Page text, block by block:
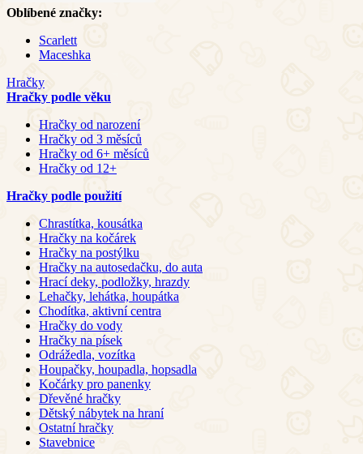
Oblíbené značky:
Scarlett
Maceshka
Hračky
Hračky podle věku
Hračky od narození
Hračky od 3 měsíců
Hračky od 6+ měsíců
Hračky od 12+
Hračky podle použití
Chrastítka, kousátka
Hračky na kočárek
Hračky na postýlku
Hračky na autosedačku, do auta
Hrací deky, podložky, hrazdy
Lehačky, lehátka, houpátka
Chodítka, aktivní centra
Hračky do vody
Hračky na písek
Odrážedla, vozítka
Houpačky, houpadla, hopsadla
Kočárky pro panenky
Dřevěné hračky
Dětský nábytek na hraní
Ostatní hračky
Stavebnice